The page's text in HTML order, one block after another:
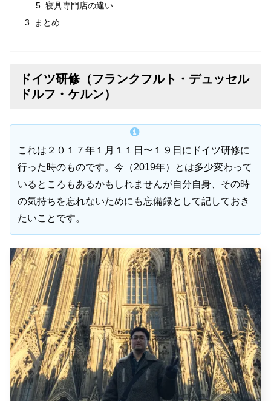
寝具専門店の違い
まとめ
ドイツ研修（フランクフルト・デュッセル
ドルフ・ケルン）
これは２０１７年１月１１日〜１９日にドイツ研修に
行った時のものです。今（2019年）とは多少変わって
いるところもあるかもしれませんが自分自身、その時
の気持ちを忘れないためにも忘備録として記しておき
たいことです。